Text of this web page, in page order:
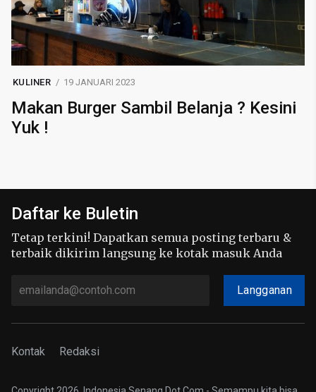
KULINER 19 JANUARI 2023
Makan Burger Sambil Belanja ? Kesini
Yuk !
Daftar ke Buletin
Tetap terkini! Dapatkan semua posting terbaru &
terbaik dikirim langsung ke kotak masuk Anda
Langganan
Kontak Redaksi